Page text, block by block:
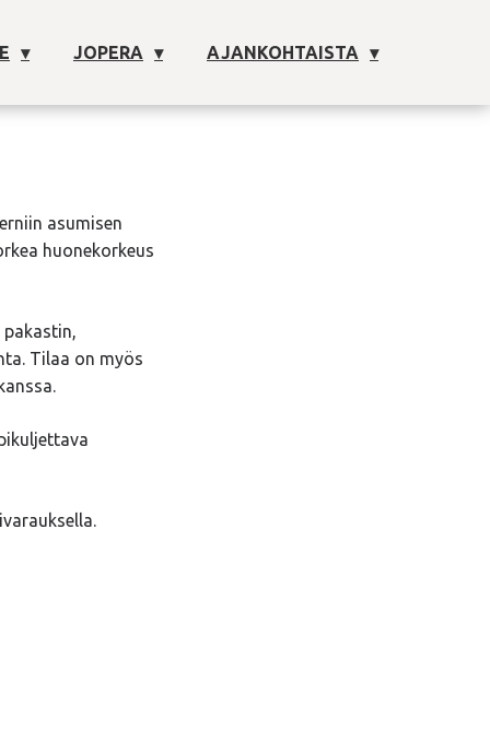
JOPERA AJANKOHTAISTA
asumisen
huonekorkeus
Tilaa on myös